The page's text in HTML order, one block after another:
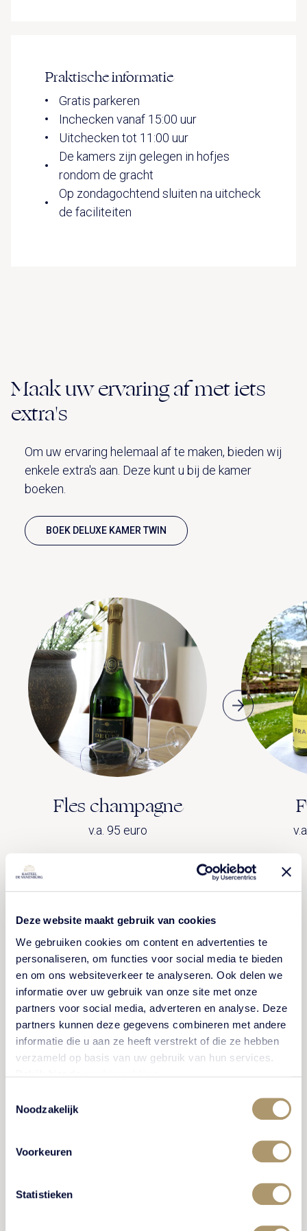
Deze website maakt gebruik van cookies
We gebruiken cookies om content en advertenties te
personaliseren, om functies voor social media te bieden
en om ons websiteverkeer te analyseren. Ook delen we
informatie over uw gebruik van onze site met onze
partners voor social media, adverteren en analyse. Deze
partners kunnen deze gegevens combineren met andere
informatie die u aan ze heeft verstrekt of die ze hebben
verzameld op basis van uw gebruik van hun services.
Noodzakelijk
Voorkeuren
Statistieken
Praktische informatie
Gratis parkeren
Inchecken vanaf 15:00 uur
Uitchecken tot 11:00 uur
De kamers zijn gelegen in hofjes
rondom de gracht
Op zondagochtend sluiten na uitcheck
de faciliteiten
Maak uw ervaring af met iets
extra's
Om uw ervaring helemaal af te maken, bieden wij
enkele extra's aan. Deze kunt u bij de kamer
boeken.
BOEK DELUXE KAMER TWIN
Fles champagne
v.a. 95 euro
Een alles-in-één ervaring
MEEST GEBOEKT
CULINAIR
Culinair genieten